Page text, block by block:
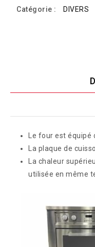
Catégorie : DIVERS
Le four est
La plaque de
La chaleur
utilisée en même